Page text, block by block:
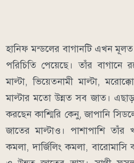
হানিফ মন্ডলের বাগানটি এখন
পরিচিতি পেয়েছে। তাঁর বাগানে
মাল্টা, ভিয়েতনামী মাল্টা,
মাল্টার মতো উন্নত সব জাত।
করছেন কাশ্মিরি কেনু, জাপানি
জাতের মাল্টাও। পাশাপাশি তাঁর
কমলা, দার্জিলিং কমলা,